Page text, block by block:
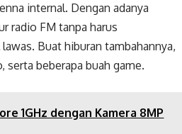
internal. Dengan adanya
radio FM tanpa harus
Buat hiburan tambahannya,
beberapa buah game.
1GHz dengan Kamera 8MP